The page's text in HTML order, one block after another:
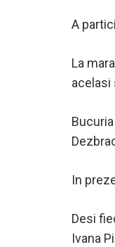
A
La
acelasi
In
Desi
Ivana